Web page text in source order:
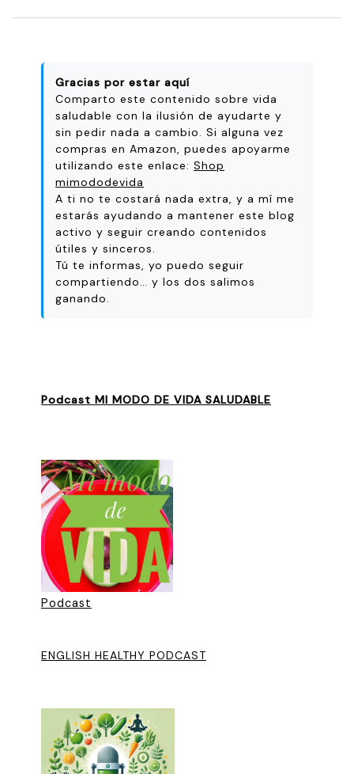
Gracias por estar aquí
Comparto este contenido sobre vida
saludable con la ilusión de ayudarte y
sin pedir nada a cambio. Si alguna vez
compras en Amazon, puedes apoyarme
utilizando este enlace: Shop
mimododevida
A ti no te costará nada extra, y a mí me
estarás ayudando a mantener este blog
activo y seguir creando contenidos
útiles y sinceros.
Tú te informas, yo puedo seguir
compartiendo… y los dos salimos
ganando.
Podcast MI MODO DE VIDA SALUDABLE
Podcast
ENGLISH HEALTHY PODCAST